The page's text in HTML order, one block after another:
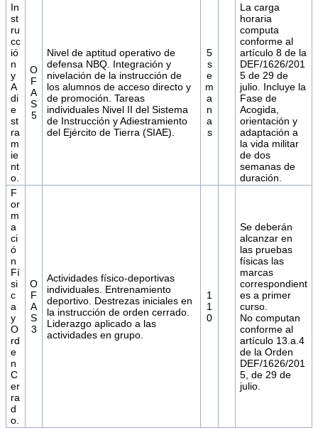
In
st
ru
cc
ió
n
y
A
di
e
st
ra
m
ie
nt
o.
O
F
A
S
5
Nivel de aptitud operativo de
defensa NBQ. Integración y
nivelación de la instrucción de
los alumnos de acceso directo y
de promoción. Tareas
individuales Nivel II del Sistema
de Instrucción y Adiestramiento
del Ejército de Tierra (SIAE).
5
s
e
m
a
n
a
s
La carga
horaria
computa
conforme al
artículo 8 de la
DEF/1626/201
5 de 29 de
julio. Incluye la
Fase de
Acogida,
orientación y
adaptación a
la vida militar
de dos
semanas de
duración.
F
or
m
a
ci
ó
n
Fí
si
c
a
y
O
rd
e
n
C
er
ra
d
o.
O
F
A
S
3
Actividades físico-deportivas
individuales. Entrenamiento
deportivo. Destrezas iniciales en
la instrucción de orden cerrado.
Liderazgo aplicado a las
actividades en grupo.
1
1
0
Se deberán
alcanzar en
las pruebas
físicas las
marcas
correspondient
es a primer
curso.
No computan
conforme al
artículo 13.a.4
de la Orden
DEF/1626/201
5, de 29 de
julio.